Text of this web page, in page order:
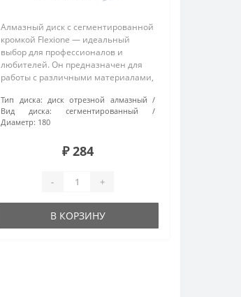
Алмазный диск с сегментированной
кромкой Flexione — идеальный
выбор для профессионалов и
любителей. Он предназначен для
работы с различными материалами,
тротуарная плитка. Благодаря
диаметру 180 мм и посадочному
диаметру ..
Тип диска: диск отрезной алмазный
Вид диска:
сегментированный
Диаметр: 180
₽ 284
- +
В КОРЗИНУ